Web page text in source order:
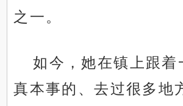
之一。
如今，她在镇上跟着
真本事的、去过很多地